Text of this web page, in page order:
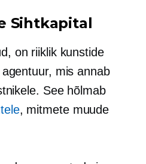
Sihtkapital
on riiklik kunstide
mis annab
See hõlmab
, mitmete muude